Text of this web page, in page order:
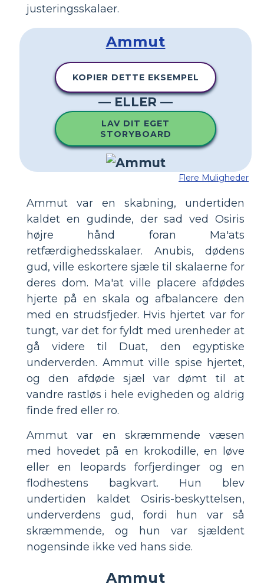
justeringsskalaer.
Ammut
KOPIER DETTE EKSEMPEL
— ELLER —
LAV DIT EGET
STORYBOARD
Flere Muligheder
Ammut var en skabning, undertiden
kaldet en gudinde, der sad ved Osiris
højre hånd foran Ma'ats
retfærdighedsskalaer. Anubis, dødens
gud, ville eskortere sjæle til skalaerne for
deres dom. Ma'at ville placere afdødes
hjerte på en skala og afbalancere den
med en strudsfjeder. Hvis hjertet var for
tungt, var det for fyldt med urenheder at
gå videre til Duat, den egyptiske
underverden. Ammut ville spise hjertet,
og den afdøde sjæl var dømt til at
vandre rastløs i hele evigheden og aldrig
finde fred eller ro.
Ammut var en skræmmende væsen
med hovedet på en krokodille, en løve
eller en leopards forfjerdinger og en
flodhestens bagkvart. Hun blev
undertiden kaldet Osiris-beskyttelsen,
underverdens gud, fordi hun var så
skræmmende, og hun var sjældent
nogensinde ikke ved hans side.
Ammut